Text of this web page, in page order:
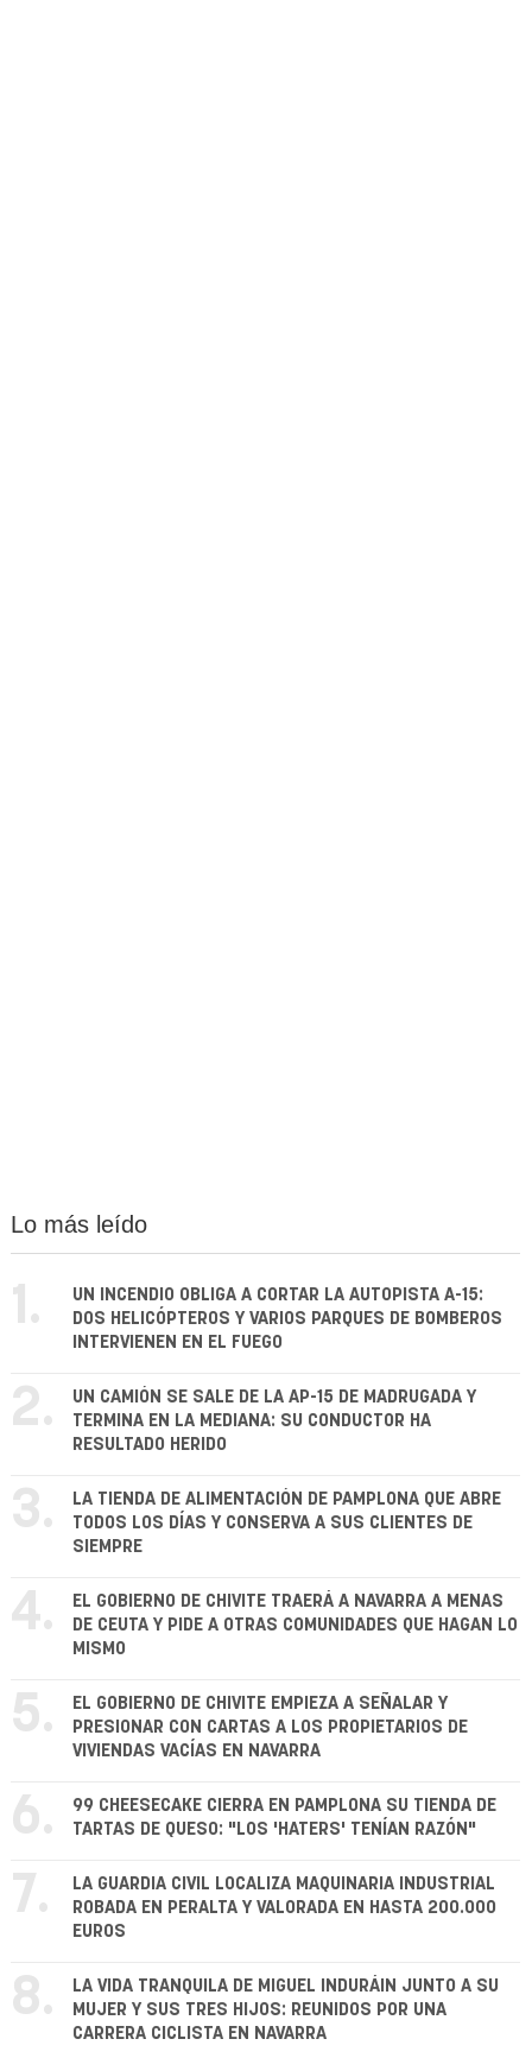
Lo más leído
1.
UN INCENDIO OBLIGA A CORTAR LA AUTOPISTA A-15:
DOS HELICÓPTEROS Y VARIOS PARQUES DE BOMBEROS
INTERVIENEN EN EL FUEGO
2.
UN CAMIÓN SE SALE DE LA AP-15 DE MADRUGADA Y
TERMINA EN LA MEDIANA: SU CONDUCTOR HA
RESULTADO HERIDO
3.
LA TIENDA DE ALIMENTACIÓN DE PAMPLONA QUE ABRE
TODOS LOS DÍAS Y CONSERVA A SUS CLIENTES DE
SIEMPRE
4.
EL GOBIERNO DE CHIVITE TRAERÁ A NAVARRA A MENAS
DE CEUTA Y PIDE A OTRAS COMUNIDADES QUE HAGAN LO
MISMO
5.
EL GOBIERNO DE CHIVITE EMPIEZA A SEÑALAR Y
PRESIONAR CON CARTAS A LOS PROPIETARIOS DE
VIVIENDAS VACÍAS EN NAVARRA
6.
99 CHEESECAKE CIERRA EN PAMPLONA SU TIENDA DE
TARTAS DE QUESO: "LOS 'HATERS' TENÍAN RAZÓN"
7.
LA GUARDIA CIVIL LOCALIZA MAQUINARIA INDUSTRIAL
ROBADA EN PERALTA Y VALORADA EN HASTA 200.000
EUROS
8.
LA VIDA TRANQUILA DE MIGUEL INDURÁIN JUNTO A SU
MUJER Y SUS TRES HIJOS: REUNIDOS POR UNA
CARRERA CICLISTA EN NAVARRA